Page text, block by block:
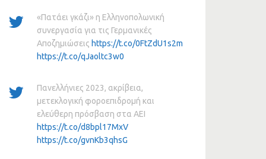
«Πατάει γκάζι» η Ελληνοπολωνική
συνεργασία για τις Γερμανικές
Αποζημιώσεις https://t.co/0FtZdU1s2m
https://t.co/qJaoltc3w0
Πανελλήνιες 2023, ακρίβεια,
μετεκλογική φοροεπιδρομή και
ελεύθερη πρόσβαση στα ΑΕΙ
https://t.co/d8bpl17MxV
https://t.co/gvnKb3qhsG